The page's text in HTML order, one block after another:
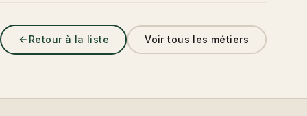
Retour à la liste Voir tous les métiers